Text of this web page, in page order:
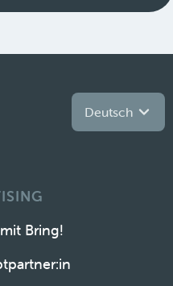
Deutsch
Bring!